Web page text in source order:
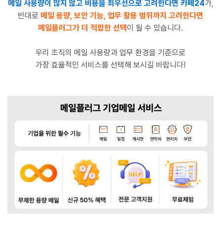
메일 사용량이 많지 않고 비용을 최우선으로 고려한다면 카페24가,
반대로 메일 용량, 보안 기능, 업무 활용 범위까지 고려한다면
메일플러그가 더 적합한 선택이 될 수 있습니다.
우리 조직의 메일 사용량과 업무 환경을 기준으로
가장 효율적인 서비스를 선택해 보시길 바랍니다!